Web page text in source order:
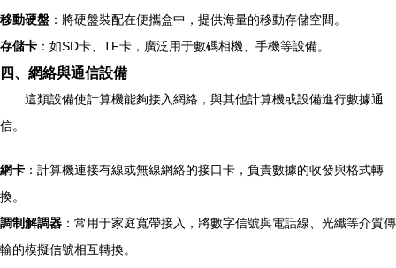
移動硬盤 ：將硬盤裝配在便攜盒中，提供海量的移動存儲空間。
存儲卡 ：如SD卡、TF卡，廣泛用于數碼相機、手機等設備。
四、網絡與通信設備
這類設備使計算機能夠接入網絡，與其他計算機或設備進行數據通
信。
網卡 ：計算機連接有線或無線網絡的接口卡，負責數據的收發與格式轉
換。
調制解調器 ：常用于家庭寬帶接入，將數字信號與電話線、光纖等介質傳
輸的模擬信號相互轉換。